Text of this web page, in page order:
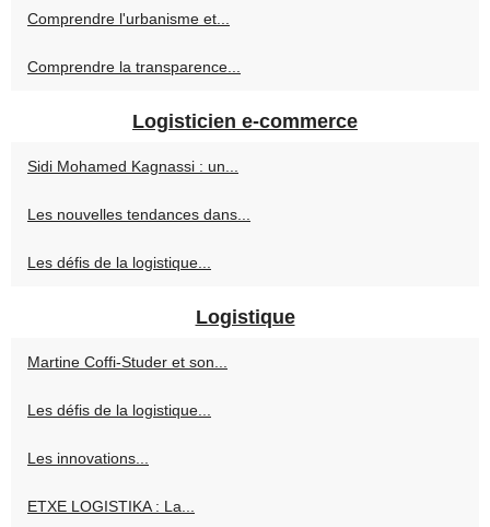
Comprendre l'urbanisme et...
Comprendre la transparence...
Logisticien e-commerce
Sidi Mohamed Kagnassi : un...
Les nouvelles tendances dans...
Les défis de la logistique...
Logistique
Martine Coffi-Studer et son...
Les défis de la logistique...
Les innovations...
ETXE LOGISTIKA : La...